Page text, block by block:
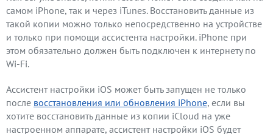
самом iPhone, так и через iTunes. Восстановить данные из
такой копии можно только непосредственно на устройстве
и только при помощи ассистента настройки. iPhone при
этом обязательно должен быть подключен к интернету по
Wi-Fi.
Ассистент настройки iOS может быть запущен не только
после восстановления или обновления iPhone, если вы
хотите восстановить данные из копии iCloud на уже
настроенном аппарате, ассистент настройки iOS будет